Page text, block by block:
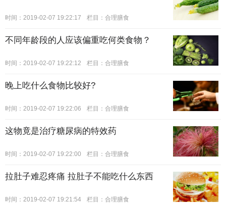
时间：2019-02-07 19:22:17 栏目： 合理膳食
不同年龄段的人应该偏重吃何类食物？
时间：2019-02-07 19:22:12 栏目： 合理膳食
晚上吃什么食物比较好?
时间：2019-02-07 19:22:06 栏目： 合理膳食
这物竟是治疗糖尿病的特效药
时间：2019-02-07 19:22:00 栏目： 合理膳食
拉肚子难忍疼痛 拉肚子不能吃什么东西
时间：2019-02-07 19:21:54 栏目： 合理膳食